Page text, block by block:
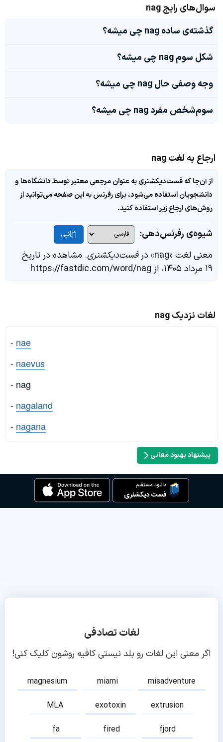
سوال‌های رایج nag
گذشته‌ی ساده nag چی میشه؟
شکل سوم nag چی میشه؟
وجه وصفی حال nag چی میشه؟
سوم‌شخص مفرد nag چی میشه؟
ارجاع به لغت nag
از آن‌جا که فست‌دیکشنری به عنوان مرجعی معتبر توسط دانشگاه‌ها و
دانشجویان استفاده می‌شود، برای رفرنس به این صفحه می‌توانید از
روش‌های ارجاع زیر استفاده کنید.
شیوه‌ی رفرنس‌دهی: کپی
معنی لغت «nag» در فست‌دیکشنری. مشاهده در تاریخ
۱۹ مرداد ۱۴۰۵، از https://fastdic.com/word/nag
لغات نزدیک nag
- nae
- naevus
- nag
- nagaland
- nagana
پیشنهاد بهبود معانی
لغات تصادفی
اگر معنی این لغات رو بلد نیستی کافیه روشون کلیک کنی!
magnesium miami
misadventure
MLA
exotoxin
extrusion
fa
fired
fjord